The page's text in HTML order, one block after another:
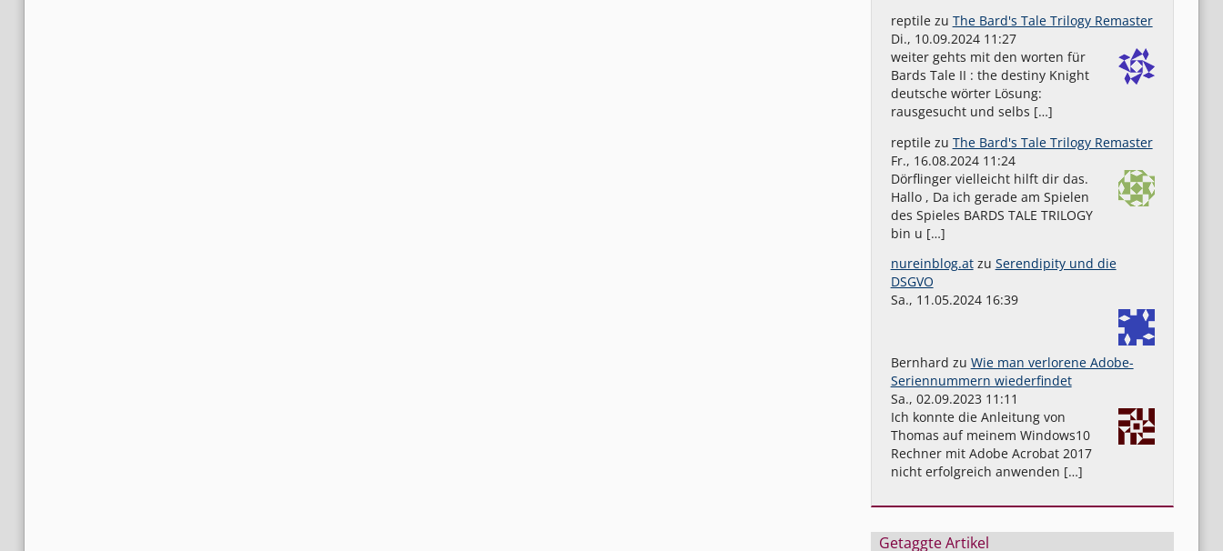
reptilezu The Bard's Tale Trilogy Remaster
Di., 10.09.2024 11:27
weiter gehts mit den worten für
Bards Tale II : the destiny Knight
deutsche wörter Lösung:
rausgesucht und selbs […]
reptilezu The Bard's Tale Trilogy Remaster
Fr., 16.08.2024 11:24
Dörflinger vielleicht hilft dir das.
Hallo , Da ich gerade am Spielen
des Spieles BARDS TALE TRILOGY
bin u […]
nureinblog.atzu Serendipity und die
DSGVO
Sa., 11.05.2024 16:39
Bernhard zu Wie man verlorene Adobe-
Seriennummern wiederfindet
Sa., 02.09.2023 11:11
Ich konnte die Anleitung von
Thomas auf meinem Windows10
Rechner mit Adobe Acrobat 2017
nicht erfolgreich anwenden […]
Getaggte Artikel